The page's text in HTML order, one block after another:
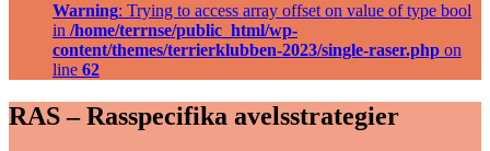
Warning: Trying to access array offset on value of type bool
in /home/terrnse/public_html/wp-
content/themes/terrierklubben-2023/single-raser.php on
line 62
RAS – Rasspecifika avelsstrategier